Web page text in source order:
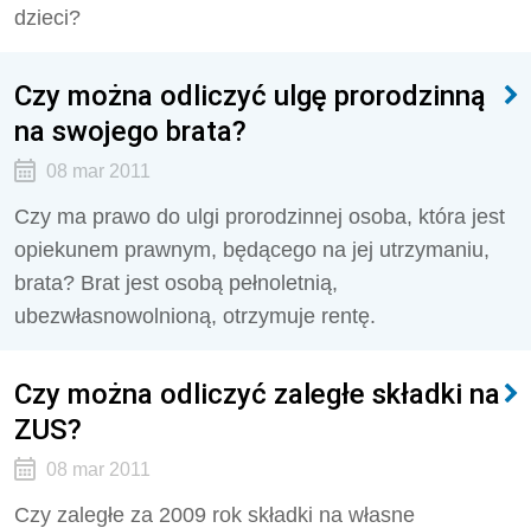
dzieci?
Czy można odliczyć ulgę prorodzinną
na swojego brata?
08 mar 2011
Czy ma prawo do ulgi prorodzinnej osoba, która jest
opiekunem prawnym, będącego na jej utrzymaniu,
brata? Brat jest osobą pełnoletnią,
ubezwłasnowolnioną, otrzymuje rentę.
Czy można odliczyć zaległe składki na
ZUS?
08 mar 2011
Czy zaległe za 2009 rok składki na własne